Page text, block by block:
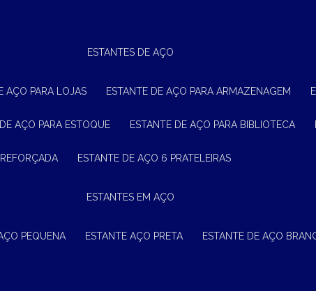
ESTANTES DE AÇO
AÇO PARA LOJAS ESTANTE DE AÇO PARA ARMAZENAGEM
DE AÇO PARA ESTOQUE ESTANTE DE AÇO PARA BIBLIOTECA
ESTANTE DE AÇO 6 PRATELEIRAS
ESTANTES EM AÇO
PEQUENA ESTANTE AÇO PRETA ESTANTE DE AÇO